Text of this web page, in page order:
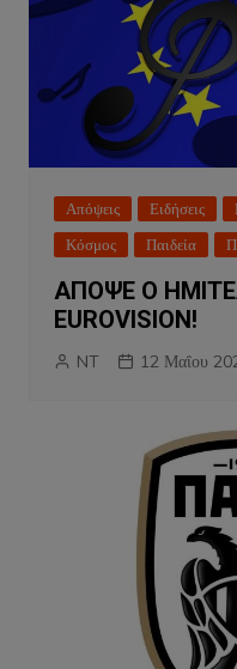
Απόψεις Ειδήσεις
Κόσμος
Παιδεία
ΑΠΟΨΕ Ο
EUROVISION!
NT 12 Μαΐου